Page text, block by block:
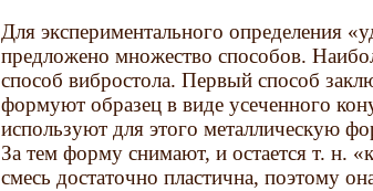
Для экспериментального определения
предложено множество способов.
способ вибростола. Первый способ
формуют образец в виде усеченного
используют для этого металлическую
За тем форму снимают, и остается т. н.
смесь достаточно пластична, поэтому